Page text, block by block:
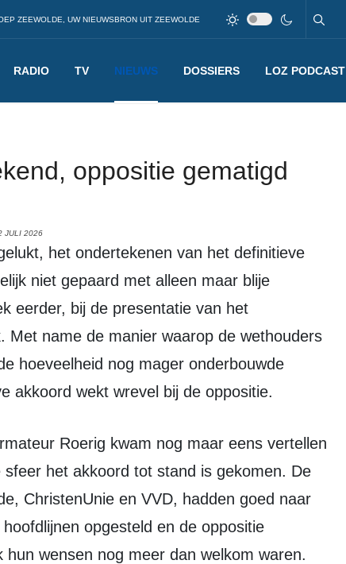
ZEEWOLDE, UW NIEUWSBRON UIT ZEEWOLDE
RADIO TV NIEUWS DOSSIERS LOZ PODCAST
oppositie gematigd
JULI 2026
niet gepaard met alleen maar blije
eerder, bij de presentatie van het
Met name de manier waarop de wethouders
hoeveelheid nog mager onderbouwde
akkoord wekt wrevel bij de oppositie.
het akkoord tot stand is gekomen. De
ChristenUnie en VVD, hadden goed naar
opgesteld en de oppositie
wensen nog meer dan welkom waren.